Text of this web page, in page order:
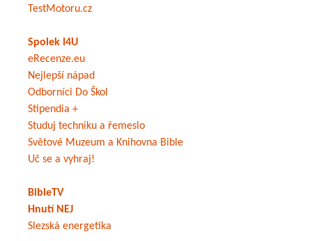
TestMotoru.cz
Spolek I4U
eRecenze.eu
Nejlepší nápad
Odborníci Do Škol
Stipendia +
Studuj techniku a řemeslo
Světové Muzeum a Knihovna Bible
Uč se a vyhraj!
BibleTV
Hnutí NEJ
Slezská energetika